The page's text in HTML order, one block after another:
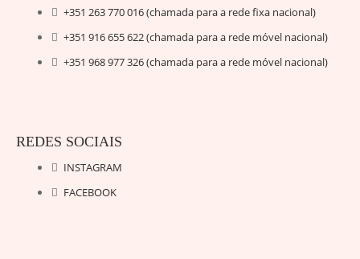
+351 263 770 016 (chamada para a rede fixa nacional)
+351 916 655 622 (chamada para a rede móvel nacional)
+351 968 977 326 (chamada para a rede móvel nacional)
REDES SOCIAIS
INSTAGRAM
FACEBOOK